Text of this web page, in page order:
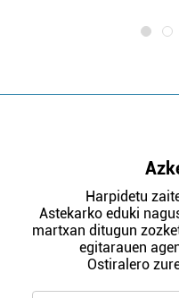
Harpidetu
Astekarko eduki
martxan ditugun
egitarauen
Ostiralero